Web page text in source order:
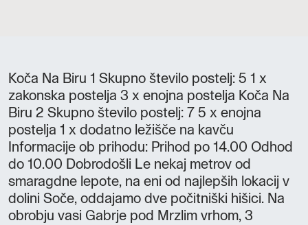
Koča Na Biru 1 Skupno število postelj: 5 1 x
zakonska postelja 3 x enojna postelja Koča Na
Biru 2 Skupno število postelj: 7 5 x enojna
postelja 1 x dodatno ležišče na kavču
Informacije ob prihodu: Prihod po 14.00 Odhod
do 10.00 Dobrodošli Le nekaj metrov od
smaragdne lepote, na eni od najlepših lokacij v
dolini Soče, oddajamo dve počitniški hišici. Na
obrobju vasi Gabrje pod Mrzlim vrhom, 3